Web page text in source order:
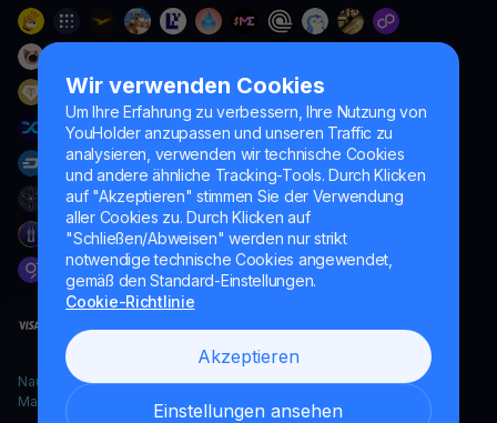
Wir verwenden Cookies
Um Ihre Erfahrung zu verbessern, Ihre Nutzung von
YouHolder anzupassen und unseren Traffic zu
analysieren, verwenden wir technische Cookies
und andere ähnliche Tracking-Tools. Durch Klicken
auf "Akzeptieren" stimmen Sie der Verwendung
aller Cookies zu. Durch Klicken auf
"Schließen/Abweisen" werden nur strikt
notwendige technische Cookies angewendet,
gemäß den Standard-Einstellungen.
Cookie-Richtlinie
Akzeptieren
Einstellungen ansehen
Naumard LTD. – ausschließlich für IT-Entwicklung, Forschung und
Marketingzwecke